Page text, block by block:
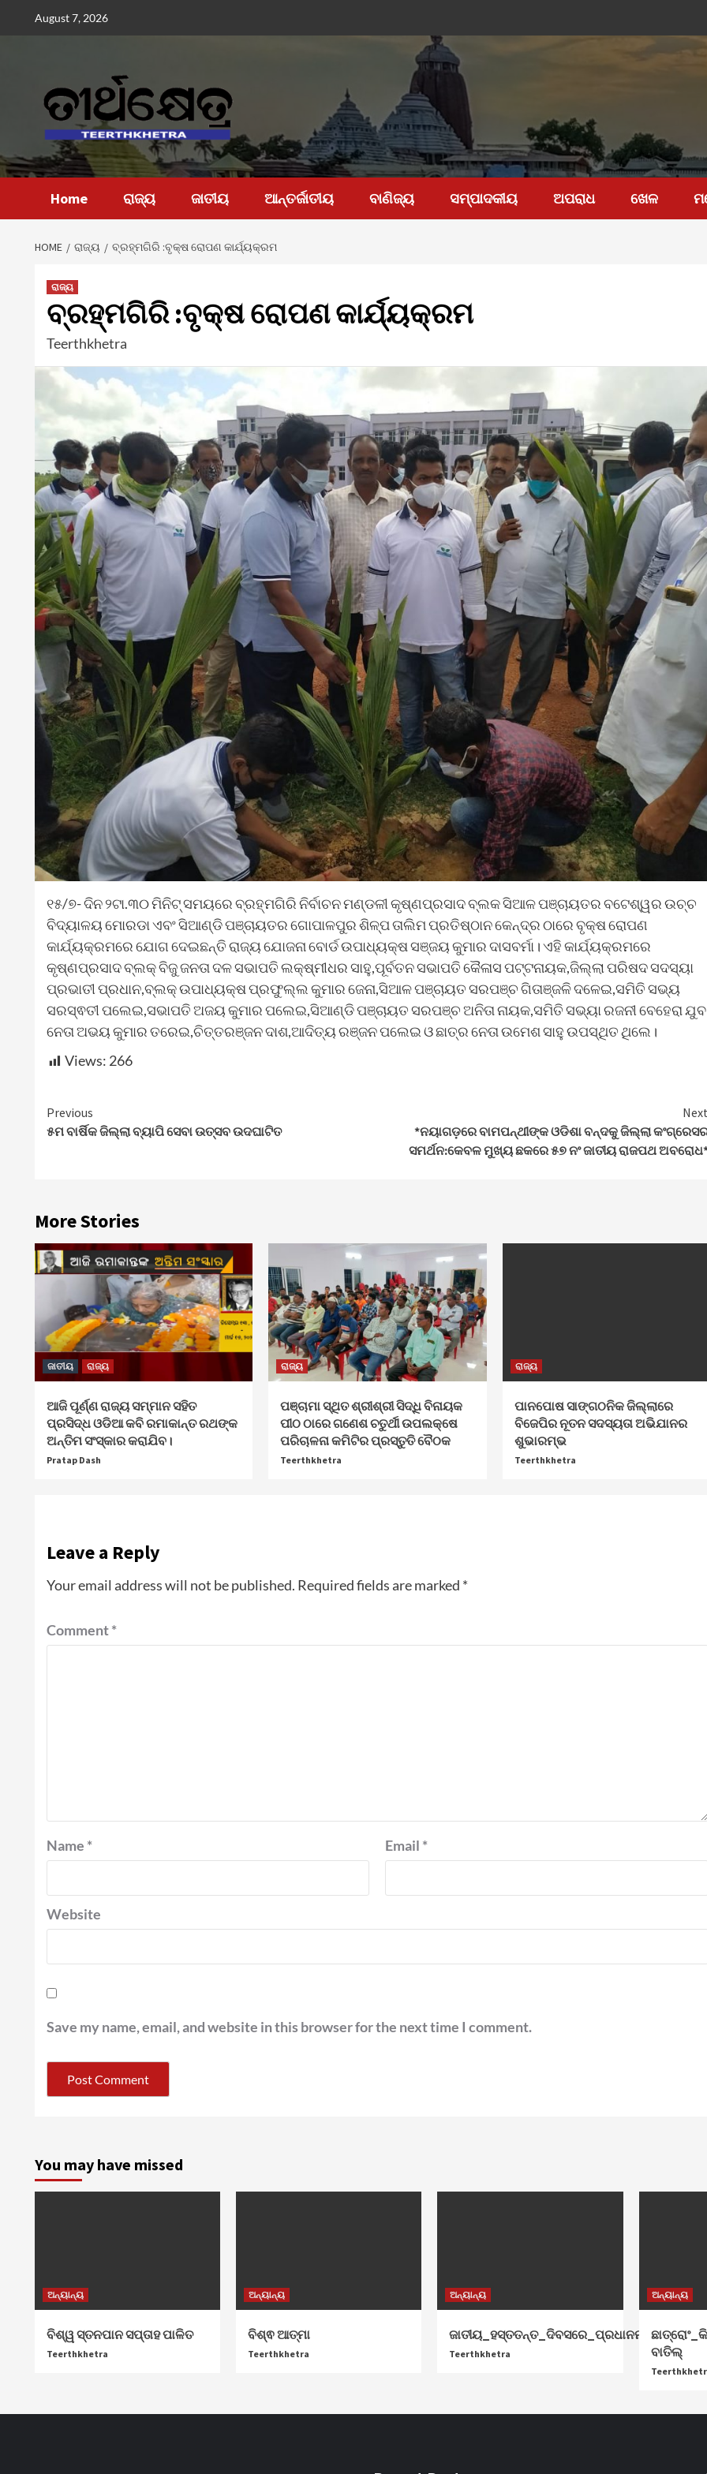
August 7, 2026
Home ରାଜ୍ୟ ଜାତୀୟ ଆନ୍ତର୍ଜାତୀୟ ବାଣିଜ୍ୟ ସମ୍ପାଦକୀୟ ଅପରାଧ ଖେଳ
HOME ରାଜ୍ୟ ବ୍ରହ୍ମଗିରି :ବୃକ୍ଷ ରୋପଣ କାର୍ଯ୍ୟକ୍ରମ
ରାଜ୍ୟ
ବ୍ରହ୍ମଗିରି :ବୃକ୍ଷ ରୋପଣ କାର୍ଯ୍ୟକ୍ରମ
Teerthkhetra
୧୫/୭- ଦିନ ୨ଟା.୩୦ ମିନିଟ୍ ସମୟରେ ବ୍ରହ୍ମଗିରି ନିର୍ବାଚନ ମଣ୍ଡଳୀ କୃଷ୍ଣପ୍ରସାଦ ବ୍ଲକ ସିଆଳ ପଞ୍ଚାୟତର ବଟେଶ୍ୱର ଉଚ୍ଚ
ବିଦ୍ୟାଳୟ ମୋରଡା ଏବଂ ସିଆଣ୍ଡି ପଞ୍ଚାୟତର ଗୋପାଳପୁର ଶିଳ୍ପ ତାଲିମ ପ୍ରତିଷ୍ଠାନ କେନ୍ଦ୍ର ଠାରେ ବୃକ୍ଷ ରୋପଣ
କାର୍ଯ୍ୟକ୍ରମରେ ଯୋଗ ଦେଇଛନ୍ତି ରାଜ୍ୟ ଯୋଜନା ବୋର୍ଡ ଉପାଧ୍ୟକ୍ଷ ସଞ୍ଜୟ କୁମାର ଦାସବର୍ମା। ଏହି କାର୍ଯ୍ୟକ୍ରମରେ
କୃଷ୍ଣପ୍ରସାଦ ବ୍ଲକ୍ ବିଜୁ ଜନତା ଦଳ ସଭାପତି ଲକ୍ଷ୍ମୀଧର ସାହୁ,ପୂର୍ବତନ ସଭାପତି କୈଳାସ ପଟ୍ଟନାୟକ,ଜିଲ୍ଲା ପରିଷଦ ସଦସ୍ୟା
ପ୍ରଭାତୀ ପ୍ରଧାନ,ବ୍ଲକ୍ ଉପାଧ୍ୟକ୍ଷ ପ୍ରଫୁଲ୍ଲ କୁମାର ଜେନା,ସିଆଳ ପଞ୍ଚାୟତ ସରପଞ୍ଚ ଗିତାଞ୍ଜଳି ଦଳେଇ,ସମିତି ସଭ୍ୟ
ସରସ୍ଵତୀ ପଲେଇ,ସଭାପତି ଅଜୟ କୁମାର ପଲେଇ,ସିଆଣ୍ଡି ପଞ୍ଚାୟତ ସରପଞ୍ଚ ଅନିତା ନାୟକ,ସମିତି ସଭ୍ୟା ରଜନୀ ବେହେରା ଯୁବ
ନେତା ଅଭୟ କୁମାର ତରେଇ,ଚିତ୍ତରଞ୍ଜନ ଦାଶ,ଆଦିତ୍ୟ ରଞ୍ଜନ ପଲେଇ ଓ ଛାତ୍ର ନେତା ଉମେଶ ସାହୁ ଉପସ୍ଥିତ ଥିଲେ।
Views: 266
Continue
Reading
Previous
୫ମ ବାର୍ଷିକ ଜିଲ୍ଲା ବ୍ୟାପି ସେବା ଉତ୍ସବ ଉଦଘାଟିତ
Next
*ନୟାଗଡ଼ରେ ବାମପନ୍ଥୀଙ୍କ ଓଡିଶା ବନ୍ଦକୁ ଜିଲ୍ଲା
ସମର୍ଥନ:କେବଳ ମୁଖ୍ୟ ଛକରେ ୫୭ ନଂ ଜାତୀୟ ରାଜପଥ
More Stories
ଜାତୀୟ ରାଜ୍ୟ
ଆଜି ପୂର୍ଣ୍ଣ ରାଜ୍ୟ ସମ୍ମାନ ସହିତ
ପ୍ରସିଦ୍ଧ ଓଡିଆ କବି ରମାକାନ୍ତ ରଥଙ୍କ
ଅନ୍ତିମ ସଂସ୍କାର କରାଯିବ।
Pratap Dash
ରାଜ୍ୟ
ପଞ୍ଚାମା ସ୍ଥିତ ଶ୍ରୀଶ୍ରୀ ସିଦ୍ଧି ବିନାୟକ
ପୀଠ ଠାରେ ଗଣେଶ ଚତୁର୍ଥୀ ଉପଲକ୍ଷେ
ପରିଚାଳନା କମିଟିର ପ୍ରସ୍ତୁତି ବୈଠକ
Teerthkhetra
ରାଜ୍ୟ
ପାନପୋଷ ସାଙ୍ଗଠନିକ ଜିଲ୍ଲାରେ
ବିଜେପିର ନୂତନ ସଦସ୍ୟତା ଅଭିଯାନର
ଶୁଭାରମ୍ଭ
Teerthkhetra
Leave a Reply
Your email address will not be published. Required fields are marked *
Comment*
Name * Email *
Website
Save my name, email, and website in this browser for the next time I comment.
You may have missed
ଅନ୍ୟାନ୍ୟ
ବିଶ୍ୱ ସ୍ତନପାନ ସପ୍ତାହ ପାଳିତ
Teerthkhetra
ଅନ୍ୟାନ୍ୟ
ବିଶ୍ଵ ଆତ୍ମା
Teerthkhetra
ଅନ୍ୟାନ୍ୟ
Teerthkhetra
ଅନ୍ୟାନ୍ୟ
ବାତିଲ୍